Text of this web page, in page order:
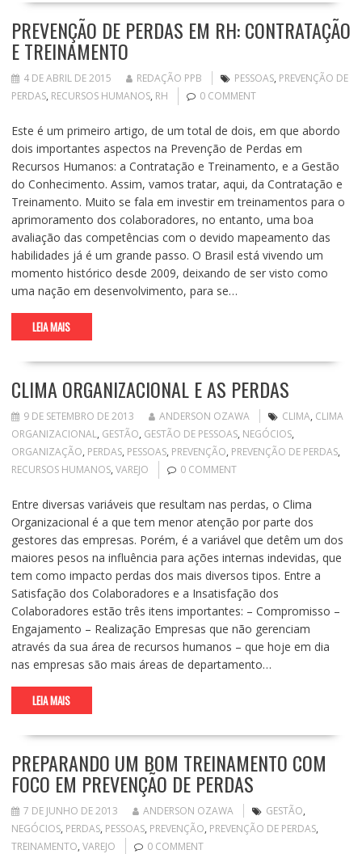
PREVENÇÃO DE PERDAS EM RH: CONTRATAÇÃO
E TREINAMENTO
4 DE ABRIL DE 2015 REDAÇÃO PPB PESSOAS, PREVENÇÃO DE
PERDAS, RECURSOS HUMANOS, RH 0 COMMENT
Este é um primeiro artigo, de um total de dois, em que abordo
dois importantes aspectos na Prevenção de Perdas em
Recursos Humanos: a Contratação e Treinamento, e a Gestão
do Conhecimento. Assim, vamos tratar, aqui, da Contratação e
Treinamento. Muito se fala em investir em treinamentos para o
aprimoramento dos colaboradores, no entanto, uma boa
avaliação das competências com o devido mapeamento das
habilidades já é um grande passo. O Brasil está vivendo um
momento histórico desde 2009, deixando de ser visto como
uma nação em desenvolvimento, para se…
LEIA MAIS
CLIMA ORGANIZACIONAL E AS PERDAS
9 DE SETEMBRO DE 2013 ANDERSON OZAWA CLIMA, CLIMA
ORGANIZACIONAL, GESTÃO, GESTÃO DE PESSOAS, NEGÓCIOS,
ORGANIZAÇÃO, PERDAS, PESSOAS, PREVENÇÃO, PREVENÇÃO DE PERDAS,
RECURSOS HUMANOS, VAREJO 0 COMMENT
Entre diversas variáveis que resultam nas perdas, o Clima
Organizacional é a que tem menor atenção por parte dos
gestores das empresas. Porém, é a variável que detêm um dos
maiores pesos na influência para ações internas indevidas, que
tem como impacto perdas dos mais diversos tipos. Entre a
Satisfação dos Colaboradores e a Insatisfação dos
Colaboradores estão três itens importantes: – Compromisso –
Engajamento – Realização Empresas que não gerenciam
através da sua área de recursos humanos – que hoje em dia
nas empresas são mais áreas de departamento…
LEIA MAIS
PREPARANDO UM BOM TREINAMENTO COM
FOCO EM PREVENÇÃO DE PERDAS
7 DE JUNHO DE 2013 ANDERSON OZAWA GESTÃO,
NEGÓCIOS, PERDAS, PESSOAS, PREVENÇÃO, PREVENÇÃO DE PERDAS,
TREINAMENTO, VAREJO 0 COMMENT